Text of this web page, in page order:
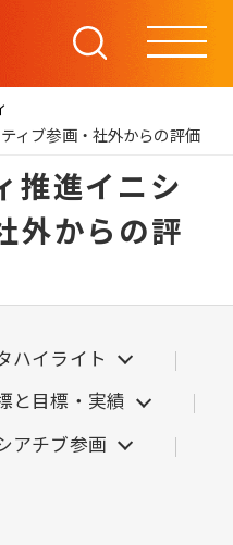
ィブ参画・社外からの評価
推進イニシ
外からの評
ハイライト
と目標・実績
アチブ参画